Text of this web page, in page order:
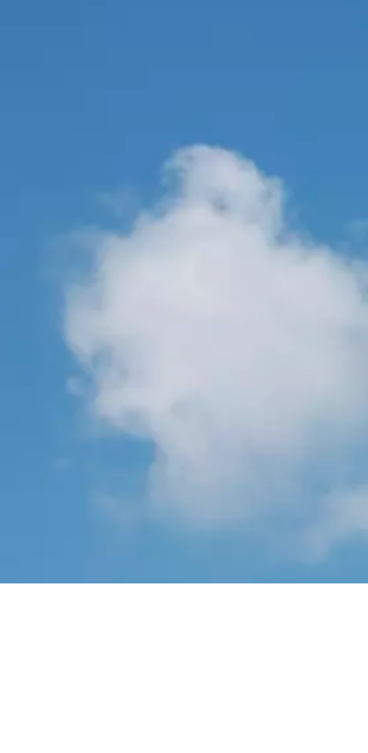
服部 直彦
株式会社常光 / 代表取締役社長